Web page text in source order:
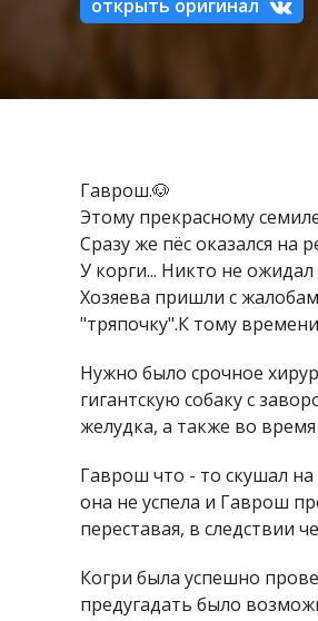
открыть оригинал
Гаврош.🐶
Этому прекрасному
Сразу же пёс оказался на
У корги... Никто не
Хозяева пришли с
"тряпочку".К тому
Нужно было срочное
гигантскую собаку с
желудка, а также во
Гаврош что - то скушал на
она не успела и Гаврош
переставая, в следствии
Когри была успешно
предугадать было